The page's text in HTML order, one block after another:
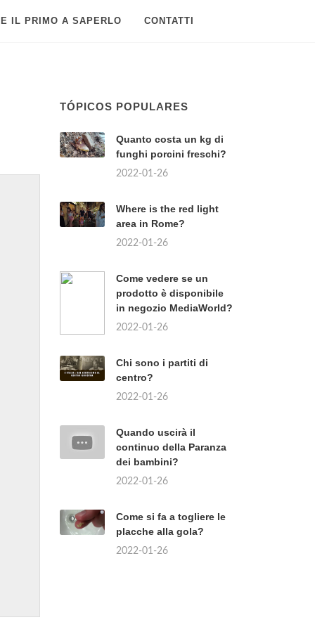
IL PRIMO A SAPERLO CONTATTI
TÓPICOS POPULARES
Quanto costa un kg di
funghi porcini freschi?
2022-01-26
Where is the red light
area in Rome?
2022-01-26
Come vedere se un
prodotto è disponibile
in negozio MediaWorld?
2022-01-26
Chi sono i partiti di
centro?
2022-01-26
Quando uscirà il
continuo della Paranza
dei bambini?
2022-01-26
Come si fa a togliere le
placche alla gola?
2022-01-26